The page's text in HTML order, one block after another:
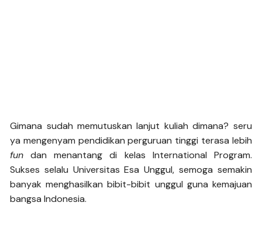
Gimana sudah memutuskan lanjut kuliah dimana? seru
ya mengenyam pendidikan perguruan tinggi terasa lebih
fun dan menantang di kelas International Program.
Sukses selalu Universitas Esa Unggul, semoga semakin
banyak menghasilkan bibit-bibit unggul guna kemajuan
bangsa Indonesia.